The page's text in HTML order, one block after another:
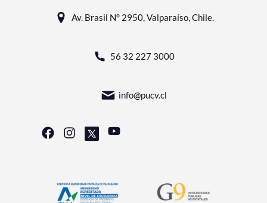
Av. Brasil N° 2950, Valparaíso, Chile.
56 32 227 3000
info@pucv.cl